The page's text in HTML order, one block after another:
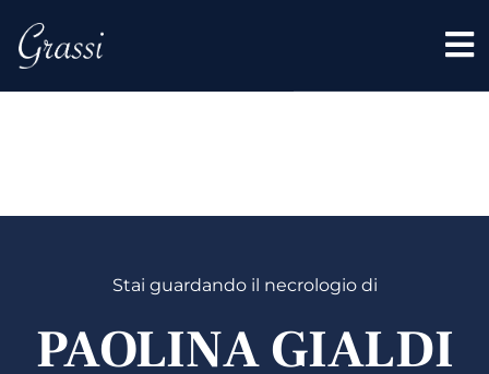
GIALDI
Stai guardando il necrologio di
PAOLINA GIALDI